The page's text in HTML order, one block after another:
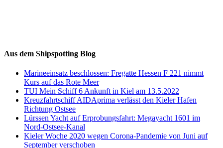
Aus dem Shipspotting Blog
Marineeinsatz beschlossen: Fregatte Hessen F 221 nimmt
Kurs auf das Rote Meer
TUI Mein Schiff 6 Ankunft in Kiel am 13.5.2022
Kreuzfahrtschiff AIDAprima verlässt den Kieler Hafen
Richtung Ostsee
Lürssen Yacht auf Erprobungsfahrt: Megayacht 1601 im
Nord-Ostsee-Kanal
Kieler Woche 2020 wegen Corona-Pandemie von Juni auf
September verschoben